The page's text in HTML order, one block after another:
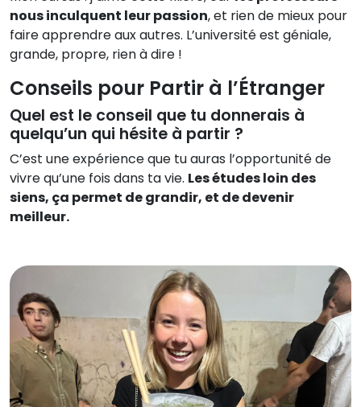
nous inculquent leur passion, et rien de mieux pour
faire apprendre aux autres. L’université est géniale,
grande, propre, rien à dire !
Conseils pour Partir à l’Étranger
Quel est le conseil que tu donnerais à
quelqu’un qui hésite à partir ?
C’est une expérience que tu auras l’opportunité de
vivre qu’une fois dans ta vie. Les études loin des
siens, ça permet de grandir, et de devenir
meilleur.